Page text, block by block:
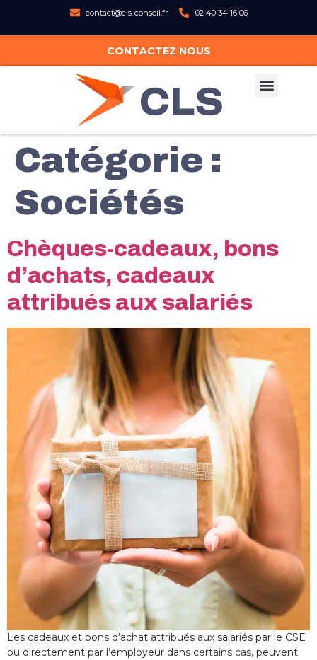
contact@cls-conseil.fr 02 40 34 16 06
CONTACTEZ NOUS
Catégorie :
Sociétés
Chèques-cadeaux, bons
d’achats, cadeaux
attribués aux salariés
Les cadeaux et bons d’achat attribués aux salariés par le CSE
ou directement par l’employeur dans certains cas, peuvent